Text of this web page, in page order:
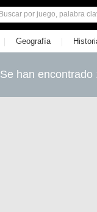
| Geografía |
Se han